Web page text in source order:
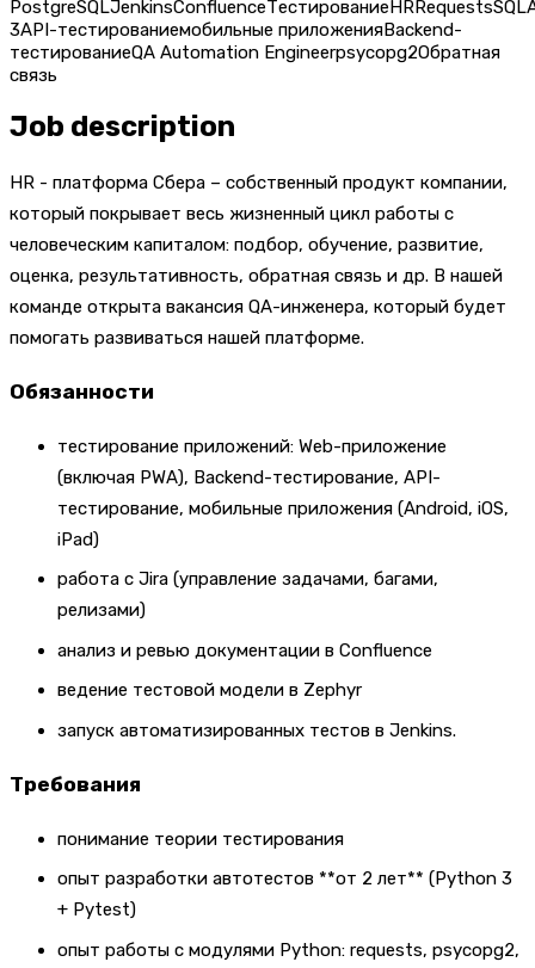
PostgreSQLJenkinsConfluenceТестированиеHRRequests
3API-тестированиемобильные приложенияBackend-
тестированиеQA Automation Engineerpsycopg2Обратная
связь
Job description
HR - платформа Сбера – собственный продукт компании,
который покрывает весь жизненный цикл работы с
человеческим капиталом: подбор, обучение, развитие,
оценка, результативность, обратная связь и др. В нашей
команде открыта вакансия QA-инженера, который будет
помогать развиваться нашей платформе.
Обязанности
тестирование приложений: Web-приложение
(включая PWA), Backend-тестирование, API-
тестирование, мобильные приложения (Android, iOS,
iPad)
работа с Jira (управление задачами, багами,
релизами)
анализ и ревью документации в Confluence
ведение тестовой модели в Zephyr
запуск автоматизированных тестов в Jenkins.
Требования
понимание теории тестирования
опыт разработки автотестов **от 2 лет** (Python 3
+ Pytest)
опыт работы с модулями Python: requests, psycopg2,